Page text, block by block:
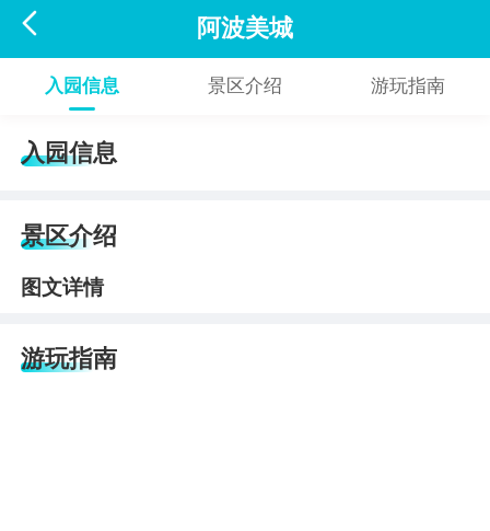
 阿波美城
入园信息 景区介绍 游玩指南
入园信息
景区介绍
图文详情
游玩指南